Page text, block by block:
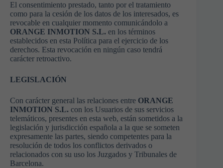
El consentimiento prestado, tanto por el tratamiento
como para la cesión de los datos de los interesados, es
revocable en cualquier momento comunicándolo a
ORANGE INMOTION S.L. en los términos
establecidos en esta Política para el ejercicio de los
derechos. Esta revocación en ningún caso tendrá
carácter retroactivo.
LEGISLACIÓN
Con carácter general las relaciones entre ORANGE
INMOTION S.L. con los Usuarios de sus servicios
telemáticos, presentes en esta web, están sometidos a la
legislación y jurisdicción española a la que se someten
expresamente las partes, siendo competentes para la
resolución de todos los conflictos derivados o
relacionados con su uso los Juzgados y Tribunales de
Barcelona.